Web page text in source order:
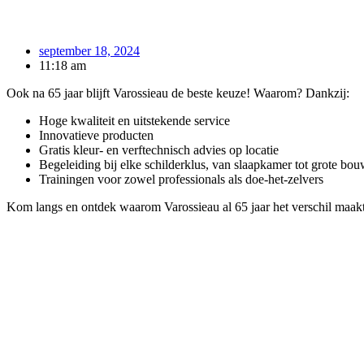
september 18, 2024
11:18 am
Ook na 65 jaar blijft Varossieau de beste keuze! Waarom? Dankzij:
Hoge kwaliteit en uitstekende service
Innovatieve producten
Gratis kleur- en verftechnisch advies op locatie
Begeleiding bij elke schilderklus, van slaapkamer tot grote
Trainingen voor zowel professionals als doe-het-zelvers
Kom langs en ontdek waarom Varossieau al 65 jaar het verschil